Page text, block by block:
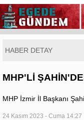
HABER DETAY
MHP'Lİ
MHP İzmir İl Başkanı
24 Kasım 2023 - Cuma 14:27